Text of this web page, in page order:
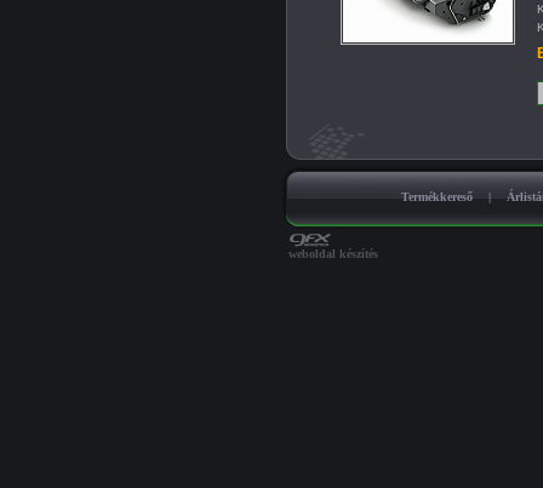
Termékkereső |
weboldal készítés